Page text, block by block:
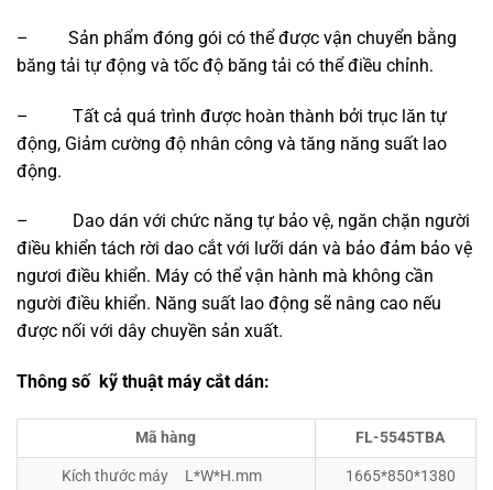
– Sản phẩm đóng gói có thể được vận chuyển bằng
băng tải tự động và tốc độ băng tải có thể điều chỉnh.
– Tất cả quá trình được hoàn thành bởi trục lăn tự
động, Giảm cường độ nhân công và tăng năng suất lao
động.
– Dao dán với chức năng tự bảo vệ, ngăn chặn người
điều khiển tách rời dao cắt với lưỡi dán và bảo đảm bảo vệ
ngươi điều khiển. Máy có thể vận hành mà không cần
người điều khiển. Năng suất lao động sẽ nâng cao nếu
được nối với dây chuyền sản xuất.
Thông số kỹ thuật máy cắt dán:
Mã hàng FL-5545TBA
Kích thước máy L*W*H.mm 1665*850*1380